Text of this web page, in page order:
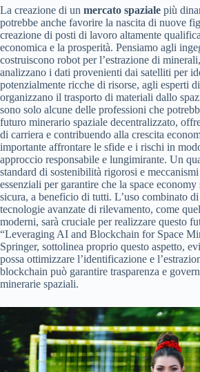
La creazione di un mercato spaziale più
potrebbe anche favorire la nascita di nuove
creazione di posti di lavoro altamente
economica e la prosperità. Pensiamo agli
costruiscono robot per l’estrazione di
analizzano i dati provenienti dai satelliti per
potenzialmente ricche di risorse, agli esperti
organizzano il trasporto di materiali dallo
sono solo alcune delle professioni che
futuro minerario spaziale decentralizzato,
di carriera e contribuendo alla crescita
importante affrontare le sfide e i rischi in
approccio responsabile e lungimirante. Un
standard di sostenibilità rigorosi e
essenziali per garantire che la space
sicura, a beneficio di tutti. L’uso combinato
tecnologie avanzate di rilevamento, come
moderni, sarà cruciale per realizzare questo
“Leveraging AI and Blockchain for Space
Springer, sottolinea proprio questo aspetto,
possa ottimizzare l’identificazione e
blockchain può garantire trasparenza e
minerarie spaziali.